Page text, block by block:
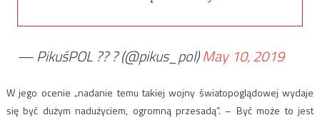
— PikuśPOL ?? ‏? (@pikus_pol)May 10, 2019
W jego ocenie „nadanie temu takiej wojny światopoglądowej wydaje
się być dużym nadużyciem, ogromną przesadą”. – Być może to jest